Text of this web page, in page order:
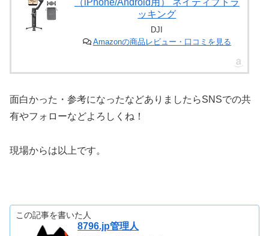
（iPhone/Android用） ネイティブトラ
ッキング
DJI
Amazonの商品レビュー・口コミを見る
面白かった・参考になったなどありましたらSNSでの共
有やフォローなどよろしくね！
現場からは以上です。
この記事を書いた人
8796.jp管理人